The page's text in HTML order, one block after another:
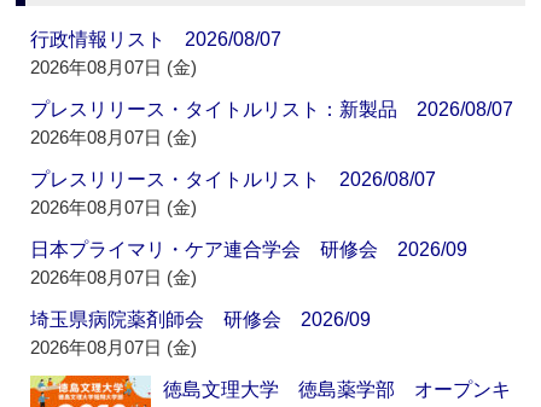
行政情報リスト 2026/08/07
2026年08月07日 (金)
プレスリリース・タイトルリスト：新製品 2026/08/07
2026年08月07日 (金)
プレスリリース・タイトルリスト 2026/08/07
2026年08月07日 (金)
日本プライマリ・ケア連合学会 研修会 2026/09
2026年08月07日 (金)
埼玉県病院薬剤師会 研修会 2026/09
2026年08月07日 (金)
徳島文理大学 徳島薬学部 オープンキ